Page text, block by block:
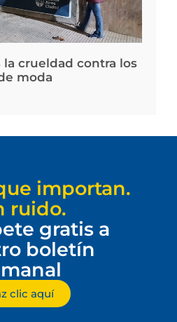
la crueldad contra los
moda
importan.
ruido.
gratis a
boletín
clic aquí